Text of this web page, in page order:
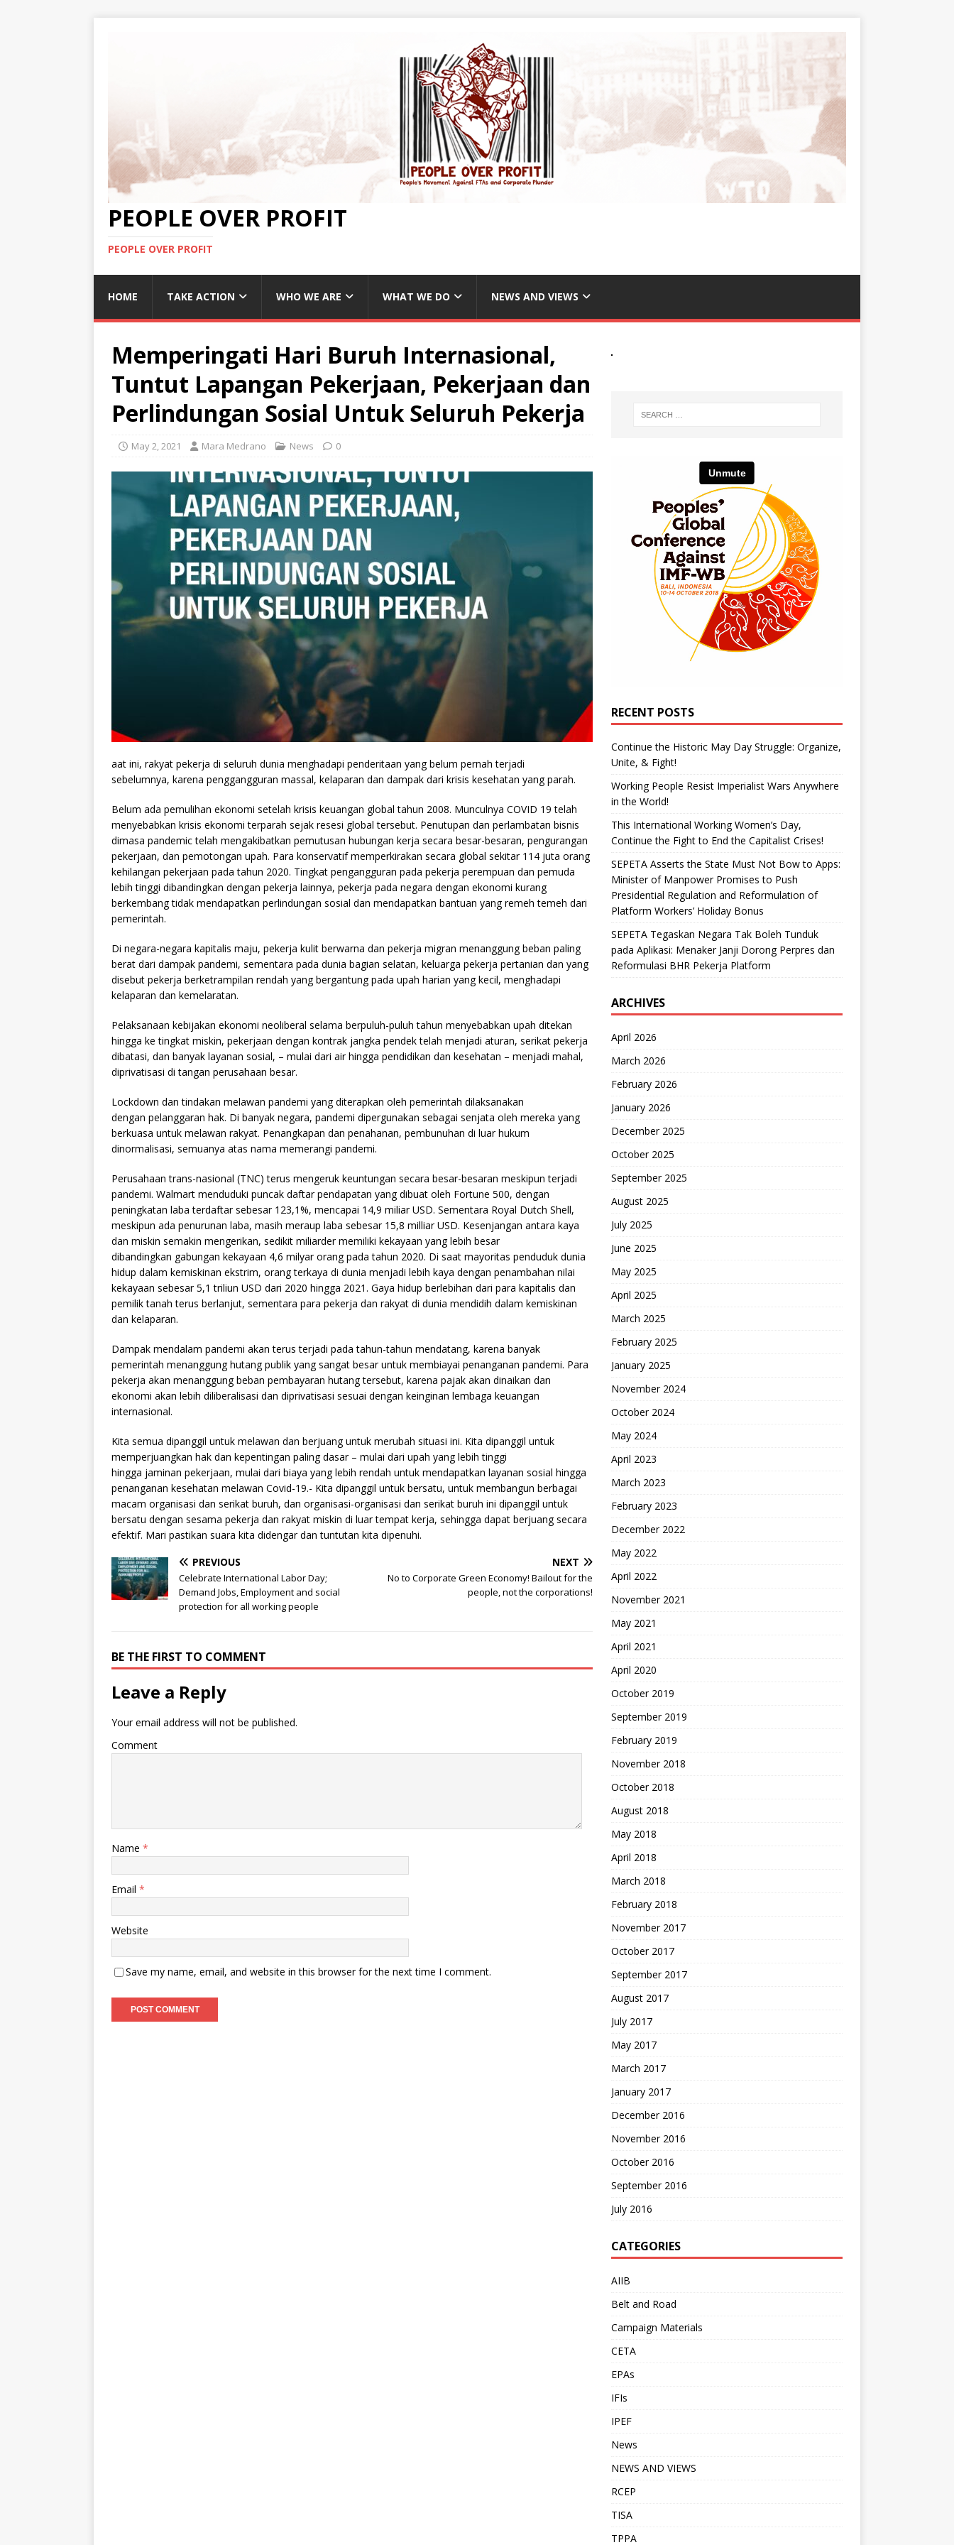
PEOPLE OVER PROFIT
PEOPLE OVER PROFIT
HOME TAKE ACTION WHO WE ARE WHAT WE DO NEWS AND VIEWS
Memperingati Hari Buruh Internasional,
Tuntut Lapangan Pekerjaan, Pekerjaan dan
Perlindungan Sosial Untuk Seluruh Pekerja
May 2, 2021 Mara Medrano News 0
aat ini, rakyat pekerja di seluruh dunia menghadapi penderitaan yang belum pernah terjadi
sebelumnya, karena penggangguran massal, kelaparan dan dampak dari krisis kesehatan yang parah.
Belum ada pemulihan ekonomi setelah krisis keuangan global tahun 2008. Munculnya COVID 19 telah
menyebabkan krisis ekonomi terparah sejak resesi global tersebut. Penutupan dan perlambatan bisnis
dimasa pandemic telah mengakibatkan pemutusan hubungan kerja secara besar-besaran, pengurangan
pekerjaan, dan pemotongan upah. Para konservatif memperkirakan secara global sekitar 114 juta orang
kehilangan pekerjaan pada tahun 2020. Tingkat pengangguran pada pekerja perempuan dan pemuda
lebih tinggi dibandingkan dengan pekerja lainnya, pekerja pada negara dengan ekonomi kurang
berkembang tidak mendapatkan perlindungan sosial dan mendapatkan bantuan yang remeh temeh dari
pemerintah.
Di negara-negara kapitalis maju, pekerja kulit berwarna dan pekerja migran menanggung beban paling
berat dari dampak pandemi, sementara pada dunia bagian selatan, keluarga pekerja pertanian dan yang
disebut pekerja berketrampilan rendah yang bergantung pada upah harian yang kecil, menghadapi
kelaparan dan kemelaratan.
Pelaksanaan kebijakan ekonomi neoliberal selama berpuluh-puluh tahun menyebabkan upah ditekan
hingga ke tingkat miskin, pekerjaan dengan kontrak jangka pendek telah menjadi aturan, serikat pekerja
dibatasi, dan banyak layanan sosial, – mulai dari air hingga pendidikan dan kesehatan – menjadi mahal,
diprivatisasi di tangan perusahaan besar.
Lockdown dan tindakan melawan pandemi yang diterapkan oleh pemerintah dilaksanakan
dengan pelanggaran hak. Di banyak negara, pandemi dipergunakan sebagai senjata oleh mereka yang
berkuasa untuk melawan rakyat. Penangkapan dan penahanan, pembunuhan di luar hukum
dinormalisasi, semuanya atas nama memerangi pandemi.
Perusahaan trans-nasional (TNC) terus mengeruk keuntungan secara besar-besaran meskipun terjadi
pandemi. Walmart menduduki puncak daftar pendapatan yang dibuat oleh Fortune 500, dengan
peningkatan laba terdaftar sebesar 123,1%, mencapai 14,9 miliar USD. Sementara Royal Dutch Shell,
meskipun ada penurunan laba, masih meraup laba sebesar 15,8 milliar USD. Kesenjangan antara kaya
dan miskin semakin mengerikan, sedikit miliarder memiliki kekayaan yang lebih besar
dibandingkan gabungan kekayaan 4,6 milyar orang pada tahun 2020. Di saat mayoritas penduduk dunia
hidup dalam kemiskinan ekstrim, orang terkaya di dunia menjadi lebih kaya dengan penambahan nilai
kekayaan sebesar 5,1 triliun USD dari 2020 hingga 2021. Gaya hidup berlebihan dari para kapitalis dan
pemilik tanah terus berlanjut, sementara para pekerja dan rakyat di dunia mendidih dalam kemiskinan
dan kelaparan.
Dampak mendalam pandemi akan terus terjadi pada tahun-tahun mendatang, karena banyak
pemerintah menanggung hutang publik yang sangat besar untuk membiayai penanganan pandemi. Para
pekerja akan menanggung beban pembayaran hutang tersebut, karena pajak akan dinaikan dan
ekonomi akan lebih diliberalisasi dan diprivatisasi sesuai dengan keinginan lembaga keuangan
internasional.
Kita semua dipanggil untuk melawan dan berjuang untuk merubah situasi ini. Kita dipanggil untuk
memperjuangkan hak dan kepentingan paling dasar – mulai dari upah yang lebih tinggi
hingga jaminan pekerjaan, mulai dari biaya yang lebih rendah untuk mendapatkan layanan sosial hingga
penanganan kesehatan melawan Covid-19.- Kita dipanggil untuk bersatu, untuk membangun berbagai
macam organisasi dan serikat buruh, dan organisasi-organisasi dan serikat buruh ini dipanggil untuk
bersatu dengan sesama pekerja dan rakyat miskin di luar tempat kerja, sehingga dapat berjuang secara
efektif. Mari pastikan suara kita didengar dan tuntutan kita dipenuhi.
PREVIOUS
Celebrate International Labor Day;
Demand Jobs, Employment and social
protection for all working people
NEXT
No to Corporate Green Economy! Bailout for the
people, not the corporations!
BE THE FIRST TO COMMENT
Leave a Reply
Your email address will not be published.
Comment
Name *
Email *
Website
Save my name, email, and website in this browser for the next time I comment.
RECENT POSTS
Continue the Historic May Day Struggle: Organize,
Unite, & Fight!
Working People Resist Imperialist Wars Anywhere
in the World!
This International Working Women’s Day,
Continue the Fight to End the Capitalist Crises!
SEPETA Asserts the State Must Not Bow to Apps:
Minister of Manpower Promises to Push
Presidential Regulation and Reformulation of
Platform Workers’ Holiday Bonus
SEPETA Tegaskan Negara Tak Boleh Tunduk
pada Aplikasi: Menaker Janji Dorong Perpres dan
Reformulasi BHR Pekerja Platform
ARCHIVES
April 2026
March 2026
February 2026
January 2026
December 2025
October 2025
September 2025
August 2025
July 2025
June 2025
May 2025
April 2025
March 2025
February 2025
January 2025
November 2024
October 2024
May 2024
April 2023
March 2023
February 2023
December 2022
May 2022
April 2022
November 2021
May 2021
April 2021
April 2020
October 2019
September 2019
February 2019
November 2018
October 2018
August 2018
May 2018
April 2018
March 2018
February 2018
November 2017
October 2017
September 2017
August 2017
July 2017
May 2017
March 2017
January 2017
December 2016
November 2016
October 2016
September 2016
July 2016
CATEGORIES
AIIB
Belt and Road
Campaign Materials
CETA
EPAs
IFIs
IPEF
News
NEWS AND VIEWS
RCEP
TISA
TPPA